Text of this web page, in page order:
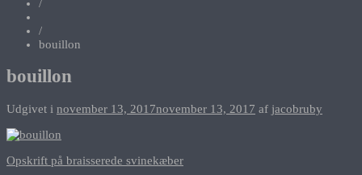
/
/
bouillon
bouillon
Udgivet i november 13, 2017november 13, 2017 af jacobruby
Indlægsnavigation
Opskrift på braisserede svinekæber